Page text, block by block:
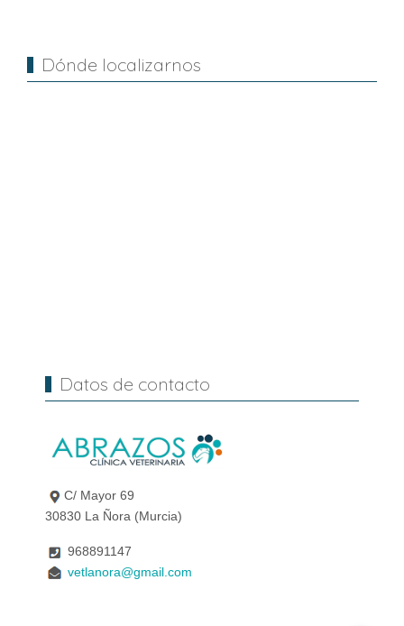
Dónde localizarnos
Datos de contacto
C/ Mayor 69
30830 La Ñora (Murcia)
968891147
vetlanora@gmail.com